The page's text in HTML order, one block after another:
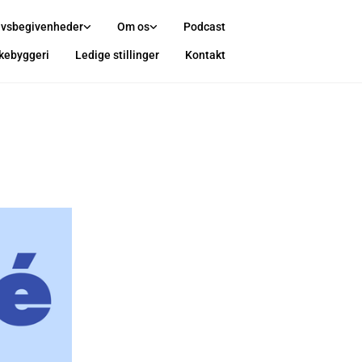
Om os Podcast
Ledige stillinger Kontakt